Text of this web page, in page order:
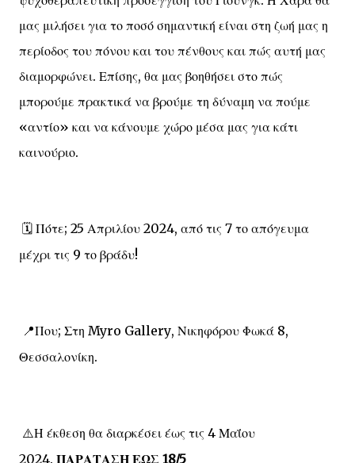
μας μιλήσει για το ποσό σημαντική είναι στη ζωή μας η
περίοδος του πόνου και του πένθους και πώς αυτή μας
διαμορφώνει. Επίσης, θα μας βοηθήσει στο πώς
μπορούμε πρακτικά να βρούμε τη δύναμη να πούμε
«αντίο» και να κάνουμε χώρο μέσα μας για κάτι
καινούριο.
🗓️ Πότε; 25 Απριλίου 2024, από τις 7 το απόγευμα
μέχρι τις 9 το βράδυ!
📍Που; Στη Myro Gallery, Νικηφόρου Φωκά 8,
Θεσσαλονίκη.
⚠️Η έκθεση θα διαρκέσει έως τις 4 Μαΐου
2024. ΠΑΡΑΤΑΣΗ ΕΩΣ 18/5